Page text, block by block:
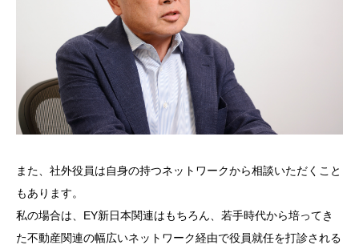
また、社外役員は自身の持つネットワークから相談いただくこと
もあります。
私の場合は、 EY新日本関連はもちろん、若手時代から培ってき
た不動産関連の幅広いネットワーク経由で役員就任を打診される